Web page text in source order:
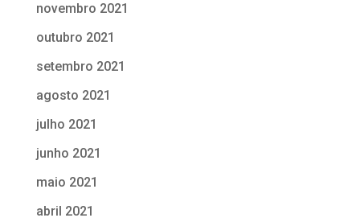
novembro 2021
outubro 2021
setembro 2021
agosto 2021
julho 2021
junho 2021
maio 2021
abril 2021